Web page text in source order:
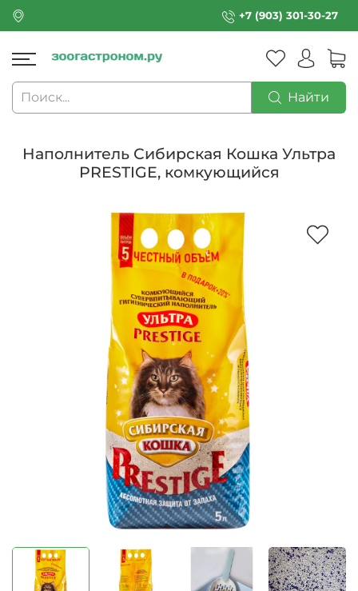
+7 (903) 301-30-27
Найти
Наполнитель Сибирская Кошка Ультра
PRESTIGE, комкующийся